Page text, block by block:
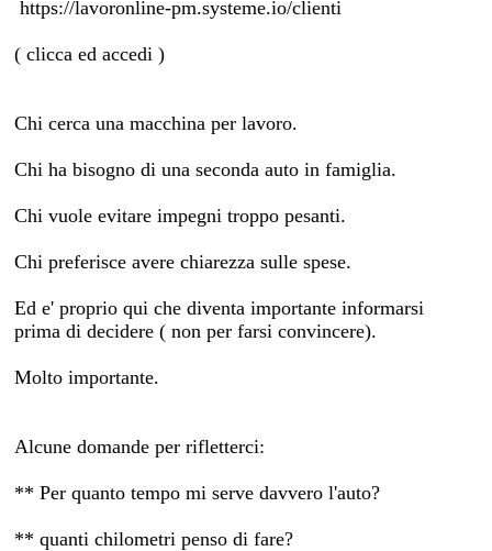
https://lavoronline-pm.systeme.io/clienti
( clicca ed accedi )
Chi cerca una macchina per lavoro.
Chi ha bisogno di una seconda auto in famiglia.
Chi vuole evitare impegni troppo pesanti.
Chi preferisce avere chiarezza sulle spese.
Ed e' proprio qui che diventa importante informarsi
prima di decidere ( non per farsi convincere).
Molto importante.
Alcune domande per rifletterci:
** Per quanto tempo mi serve davvero l'auto?
** quanti chilometri penso di fare?